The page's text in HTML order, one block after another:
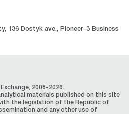
136 Dostyk ave., Pioneer-3 Business
2008-2026.
materials published on this site
the legislation of the Republic of
and any other use of